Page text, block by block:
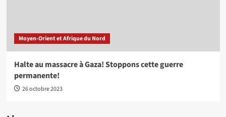
Moyen-Orient et Afrique du Nord
Halte au massacre à Gaza! Stoppons cette guerre
permanente!
26 octobre 2023